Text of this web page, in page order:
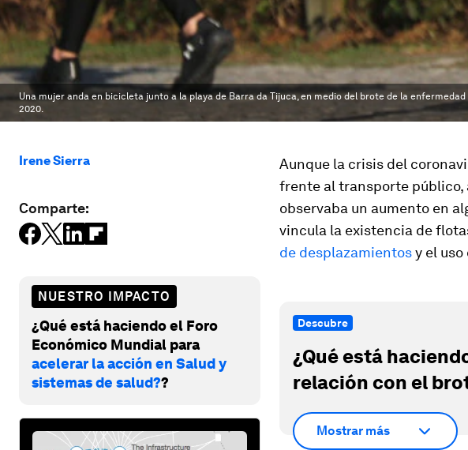
Una mujer anda en bicicleta junto a la playa de Barra da Tijuca, en medio del brote de la enfermedad
2020.
Irene Sierra
Comparte:
NUESTRO IMPACTO
¿Qué está haciendo el Foro
Económico Mundial para
acelerar la acción en Salud y
sistemas de salud??
Aunque la crisis del
frente al transporte público,
observaba un aumento en
vincula la existencia de
de desplazamientosy el
Descubre
¿Qué está
relación con el
Mostrar más